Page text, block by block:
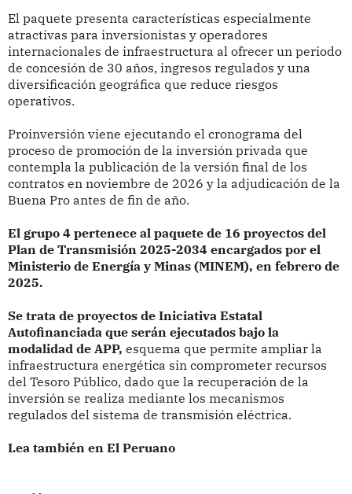
El paquete presenta características especialmente
atractivas para inversionistas y operadores
internacionales de infraestructura al ofrecer un periodo
de concesión de 30 años, ingresos regulados y una
diversificación geográfica que reduce riesgos
operativos.
Proinversión viene ejecutando el cronograma del
proceso de promoción de la inversión privada que
contempla la publicación de la versión final de los
contratos en noviembre de 2026 y la adjudicación de la
Buena Pro antes de fin de año.
El grupo 4 pertenece al paquete de 16 proyectos del
Plan de Transmisión 2025-2034 encargados por el
Ministerio de Energía y Minas (MINEM), en febrero de
2025.
Se trata de proyectos de Iniciativa Estatal
Autofinanciada que serán ejecutados bajo la
modalidad de APP, esquema que permite ampliar la
infraestructura energética sin comprometer recursos
del Tesoro Público, dado que la recuperación de la
inversión se realiza mediante los mecanismos
regulados del sistema de transmisión eléctrica.
Lea también en El Peruano